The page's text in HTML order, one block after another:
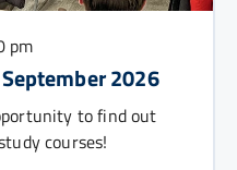
pm
2026
to find out
courses!